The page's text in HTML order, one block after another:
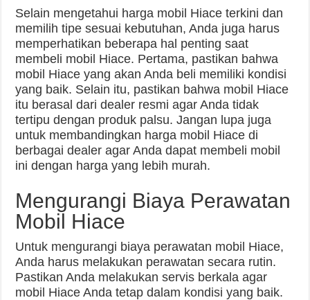
Selain mengetahui harga mobil Hiace terkini dan
memilih tipe sesuai kebutuhan, Anda juga harus
memperhatikan beberapa hal penting saat
membeli mobil Hiace. Pertama, pastikan bahwa
mobil Hiace yang akan Anda beli memiliki kondisi
yang baik. Selain itu, pastikan bahwa mobil Hiace
itu berasal dari dealer resmi agar Anda tidak
tertipu dengan produk palsu. Jangan lupa juga
untuk membandingkan harga mobil Hiace di
berbagai dealer agar Anda dapat membeli mobil
ini dengan harga yang lebih murah.
Mengurangi Biaya Perawatan
Mobil Hiace
Untuk mengurangi biaya perawatan mobil Hiace,
Anda harus melakukan perawatan secara rutin.
Pastikan Anda melakukan servis berkala agar
mobil Hiace Anda tetap dalam kondisi yang baik.